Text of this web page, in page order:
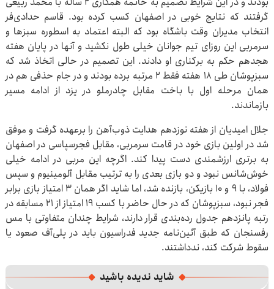
گرفتند که نتایج خوبی در اصفهان کسب کرده بود. قاسم حدادی‌فر
انتخاب مدیران وقت باشگاه بود که البته اعتماد به اسطوره سبزها و
سرمربی این روزای تیم جوانان خیلی طول نکشید و آنها در پایان هفته
هجدهم حکم به برکناری او دادند. این تصمیم در حالی اتخاذ شد که
سبزپوشان طی ۱۸ هفته فقط ۲ مرتبه برده بودند و در جام حذفی هم در
همان مرحله اول با باخت مقابل چادرملو در یزد از ادامه مسیر
بازماندند.
جلال امیدیان از هفته نوزدهم هدایت ذوب‌آهن را برعهده گرفت و موفق
شد در اولین بازی خود در قامت سرمربی، مقابل فجرسپاسی در اصفهان
به برتری ارزشمندی دست پیدا کند. اگرچه این مربی در ادامه خیلی
خوش‌شانس نبود و دو بازی بعدی را به ترتیب مقابل آلومینیوم و سپس
فولاد، با ۹ و ۱۰ بازیکن، بازنده شد، اما شاید اگر همان ۳ امتیاز بازی برابر
فجر نبود، سبزپوشان که در حال حاضر با کسب ۱۹ امتیاز از ۲۱ مسابقه در
رتبه پانزدهم جدول رده‌بندی قرار دارند، شرایط چندان متفاوتی با مس
رفسنجان که طبق آئین‌نامه جدید فدراسیون باید در پلی‌آف صعود یا
سقوط شرکت کند، ندداشتند.
شاید ندیده باشید